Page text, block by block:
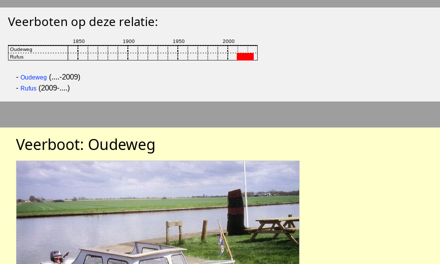
Veerboten op deze relatie:
- Oudeweg (....-2009)
- Rufus (2009-....)
Veerboot: Oudeweg